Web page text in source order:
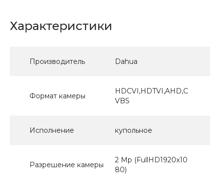
Характеристики
Производитель Dahua
Формат камеры
HDCVI,HDTVI,AHD,C
VBS
Исполнение купольное
Разрешение камеры
2 Mp (FullHD1920x10
80)